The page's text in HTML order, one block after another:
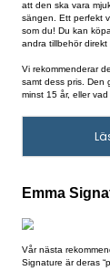
Alla
behöver olika
se över vilka
dessa är
test.
Först ut på